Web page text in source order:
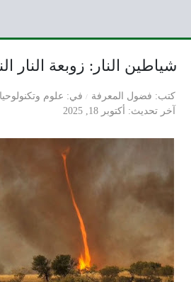
شياطين النار: زوبعة النار
كتب فضول المعرفة في علوم وتكنولوحيا
آخر تحديث
أكتوبر 18, 2025